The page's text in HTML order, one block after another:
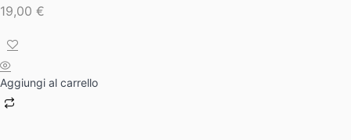
19,00 €
Aggiungi al carrello